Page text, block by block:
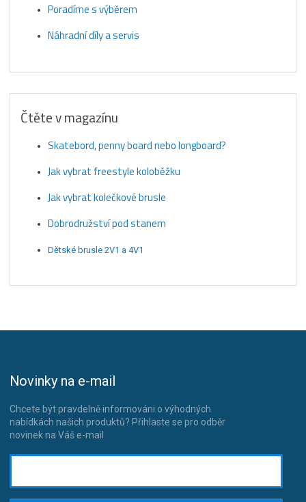
Poradíme s výběrem
Náhradní díly a servis
Čtěte v magazínu
Skatebord, penny board nebo longboard?
Jak vybrat freestyle koloběžku
Jak vybrat kolečkové brusle
Dobrodružství pod stanem
Dětské brusle 2V1 a 4V1
Novinky na e-mail
Chcete být pravdelně informováni o výhodných
nabídkách našich produktů? Přihlaste se pro odběr
novinek na Váš e-mail